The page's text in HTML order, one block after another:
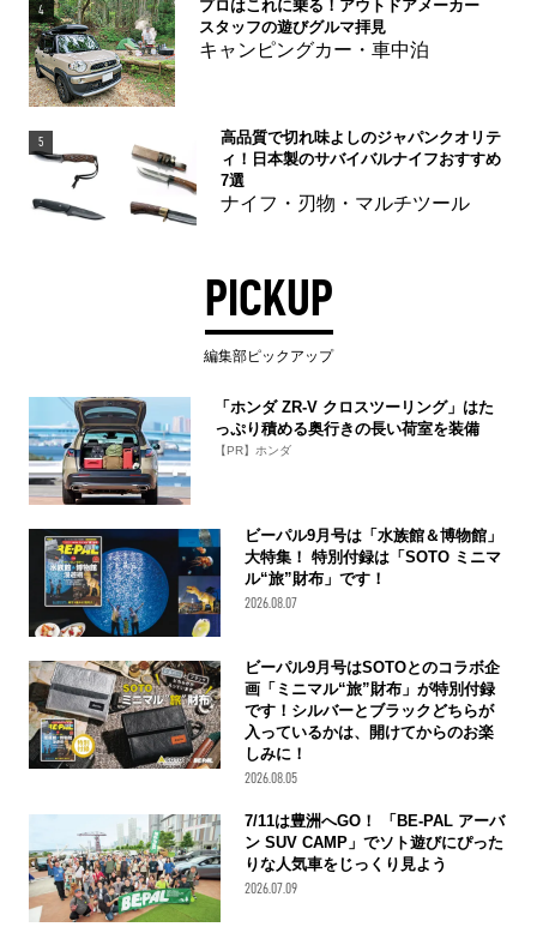
4
プロはこれに乗る！アウトドアメーカー
スタッフの遊びグルマ拝見
キャンピングカー・車中泊
5
高品質で切れ味よしのジャパンクオリテ
ィ！日本製のサバイバルナイフおすすめ
7選
ナイフ・刃物・マルチツール
PICKUP
編集部ピックアップ
「ホンダ ZR-V クロスツーリング」はた
っぷり積める奥行きの長い荷室を装備
【PR】ホンダ
ビーパル9月号は「水族館＆博物館」
大特集！ 特別付録は「SOTO ミニマ
ル“旅”財布」です！
2026.08.07
ビーパル9月号はSOTOとのコラボ企
画「ミニマル“旅”財布」が特別付録
です！シルバーとブラックどちらが
入っているかは、開けてからのお楽
しみに！
2026.08.05
7/11は豊洲へGO！ 「BE-PAL アーバ
ン SUV CAMP」でソト遊びにぴった
りな人気車をじっくり見よう
2026.07.09